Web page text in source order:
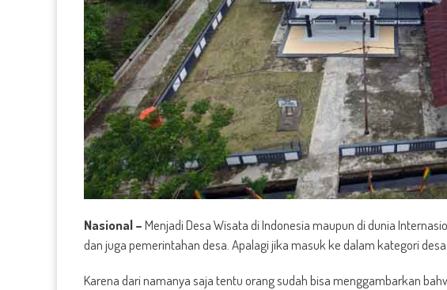
Nasional –Menjadi Desa Wisata di Indonesia maupun di dunia
dan juga pemerintahan desa. Apalagi jika masuk ke dalam kategori
Karena dari namanya saja tentu orang sudah bisa menggambarkan